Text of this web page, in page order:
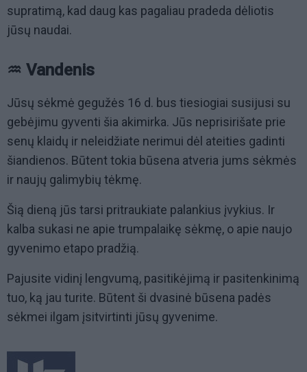
supratimą, kad daug kas pagaliau pradeda dėliotis
jūsų naudai.
♒ Vandenis
Jūsų sėkmė gegužės 16 d. bus tiesiogiai susijusi su
gebėjimu gyventi šia akimirka. Jūs neprisirišate prie
senų klaidų ir neleidžiate nerimui dėl ateities gadinti
šiandienos. Būtent tokia būsena atveria jums sėkmės
ir naujų galimybių tėkmę.
Šią dieną jūs tarsi pritraukiate palankius įvykius. Ir
kalba sukasi ne apie trumpalaikę sėkmę, o apie naujo
gyvenimo etapo pradžią.
Pajusite vidinį lengvumą, pasitikėjimą ir pasitenkinimą
tuo, ką jau turite. Būtent ši dvasinė būsena padės
sėkmei ilgam įsitvirtinti jūsų gyvenime.